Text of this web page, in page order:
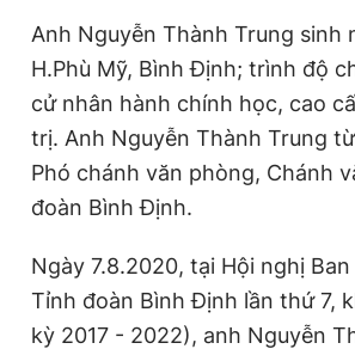
Anh Nguyễn Thành Trung sinh
H.Phù Mỹ, Bình Định; trình độ
cử nhân hành chính học, cao
trị. Anh Nguyễn Thành Trung
Phó chánh văn phòng, Chánh
đoàn Bình Định.
Ngày 7.8.2020, tại Hội nghị
Tỉnh đoàn Bình Định lần thứ 7,
kỳ 2017 - 2022), anh Nguyễn